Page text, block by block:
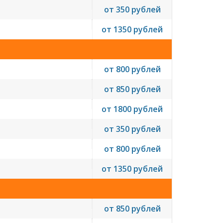
от 350 рублей
от 1350 рублей
от 800 рублей
от 850 рублей
от 1800 рублей
от 350 рублей
от 800 рублей
от 1350 рублей
от 850 рублей